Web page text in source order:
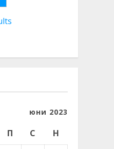
юни 2023
П С
Н